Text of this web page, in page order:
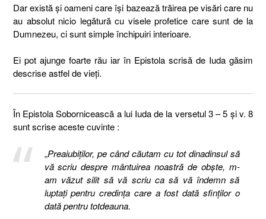
Dar există și oameni care își bazează trăirea pe visări care nu
au absolut nicio legătură cu visele profetice care sunt de la
Dumnezeu, ci sunt simple închipuiri interioare.
Ei pot ajunge foarte rău iar în Epistola scrisă de Iuda găsim
descrise astfel de vieți.
În Epistola Sobornicească a lui Iuda de la versetul 3 – 5 și v. 8
sunt scrise aceste cuvinte :
„Preaiubiţilor, pe când căutam cu tot dinadinsul să
vă scriu despre mântuirea noastră de obşte, m-
am văzut silit să vă scriu ca să vă îndemn să
luptaţi pentru credinţa care a fost dată sfinţilor o
dată pentru totdeauna.